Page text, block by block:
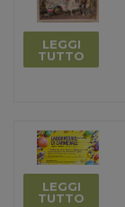
LEGGI
TUTTO
LEGGI
TUTTO